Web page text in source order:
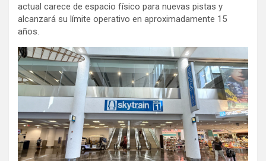
actual carece de espacio físico para nuevas pistas y
alcanzará su límite operativo en aproximadamente 15
años.